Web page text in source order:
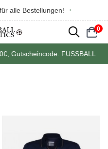
alle Bestellungen!
󰂨 0
󰃠
, Gutscheincode: FUSSBALL